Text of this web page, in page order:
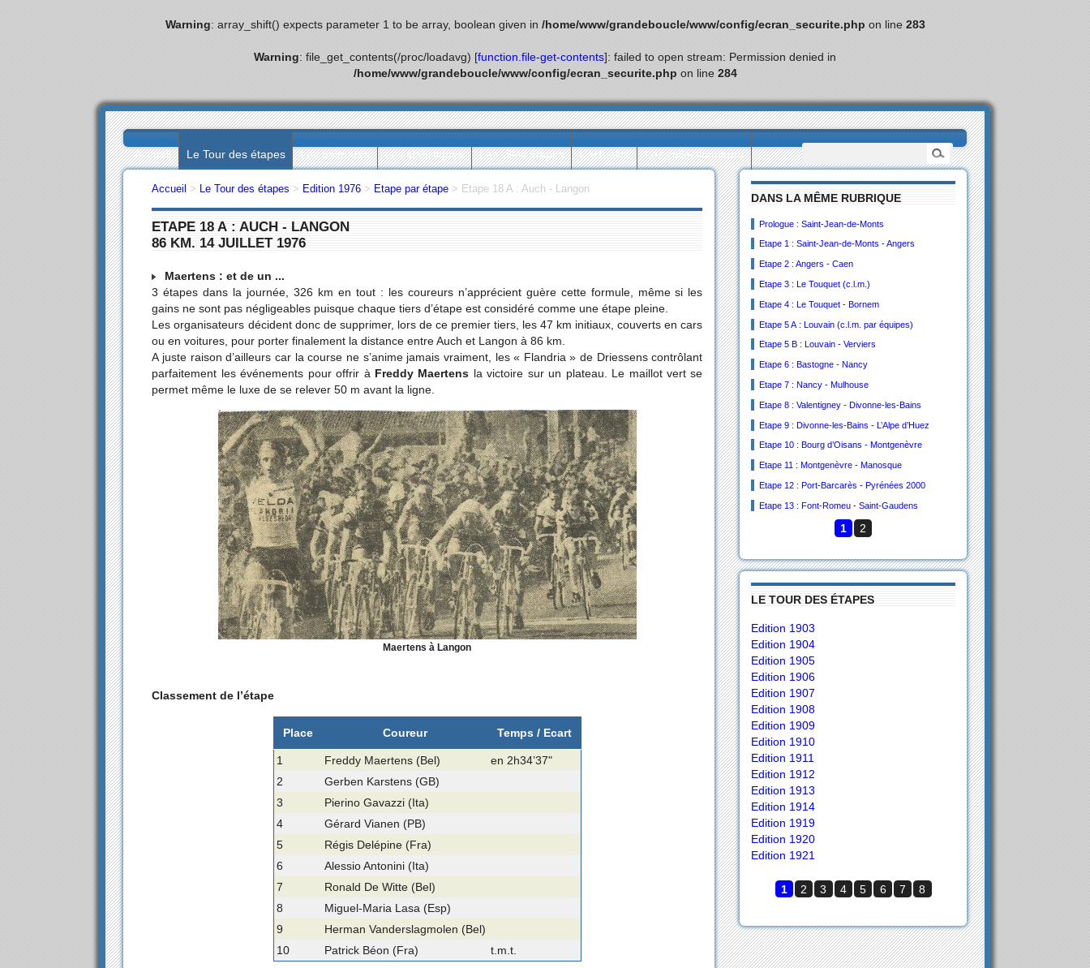
Warning: array_shift() expects parameter 1 to be array, boolean given in /home/www/grandeboucle/www/config/ecran_securite.php on line 283
Warning: file_get_contents(/proc/loadavg) [function.file-get-contents]: failed to open stream: Permission denied in
/home/www/grandeboucle/www/config/ecran_securite.php on line 284
Accueil Le Tour des étapes Les palmarès Les statistiques Les villes étapes L’actualité Les collectionneurs
DANS LA MÊME RUBRIQUE
Prologue : Saint-Jean-de-Monts
Etape 1 : Saint-Jean-de-Monts - Angers
Etape 2 : Angers - Caen
Etape 3 : Le Touquet (c.l.m.)
Etape 4 : Le Touquet - Bornem
Etape 5 A : Louvain (c.l.m. par équipes)
Etape 5 B : Louvain - Verviers
Etape 6 : Bastogne - Nancy
Etape 7 : Nancy - Mulhouse
Etape 8 : Valentigney - Divonne-les-Bains
Etape 9 : Divonne-les-Bains - L’Alpe d’Huez
Etape 10 : Bourg d’Oisans - Montgenèvre
Etape 11 : Montgenèvre - Manosque
Etape 12 : Port-Barcarès - Pyrénées 2000
Etape 13 : Font-Romeu - Saint-Gaudens
1 2
LE TOUR DES ÉTAPES
Edition 1903
Edition 1904
Edition 1905
Edition 1906
Edition 1907
Edition 1908
Edition 1909
Edition 1910
Edition 1911
Edition 1912
Edition 1913
Edition 1914
Edition 1919
Edition 1920
Edition 1921
1 2 3 4 5 6 7 8
Accueil > Le Tour des étapes > Edition 1976 > Etape par étape > Etape 18 A : Auch - Langon
ETAPE 18 A : AUCH - LANGON
86 KM. 14 JUILLET 1976
Maertens : et de un ...
3 étapes dans la journée, 326 km en tout : les coureurs n’apprécient guère cette formule, même si les
gains ne sont pas négligeables puisque chaque tiers d’étape est considéré comme une étape pleine.
Les organisateurs décident donc de supprimer, lors de ce premier tiers, les 47 km initiaux, couverts en cars
ou en voitures, pour porter finalement la distance entre Auch et Langon à 86 km.
A juste raison d’ailleurs car la course ne s’anime jamais vraiment, les « Flandria » de Driessens contrôlant
parfaitement les événements pour offrir à Freddy Maertens la victoire sur un plateau. Le maillot vert se
permet même le luxe de se relever 50 m avant la ligne.
Maertens à Langon
Classement de l’étape
Place Coureur Temps / Ecart
1 Freddy Maertens (Bel)
en 2h34’37"
2
Gerben Karstens (GB)
3
Pierino Gavazzi (Ita)
4
Gérard Vianen (PB)
5
Régis Delépine (Fra)
6
Alessio Antonini (Ita)
7
Ronald De Witte (Bel)
8
Miguel-Maria Lasa (Esp)
9
Herman Vanderslagmolen (Bel)
10
Patrick Béon (Fra) t.m.t.